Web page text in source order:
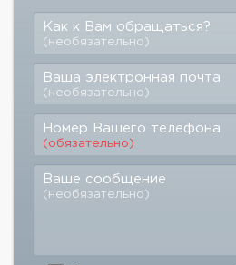
Как к Вам обращаться?
(необязательно)
Ваша электронная почта
(необязательно)
Номер Вашего телефона
(обязательно)
Ваше сообщение
(необязательно)